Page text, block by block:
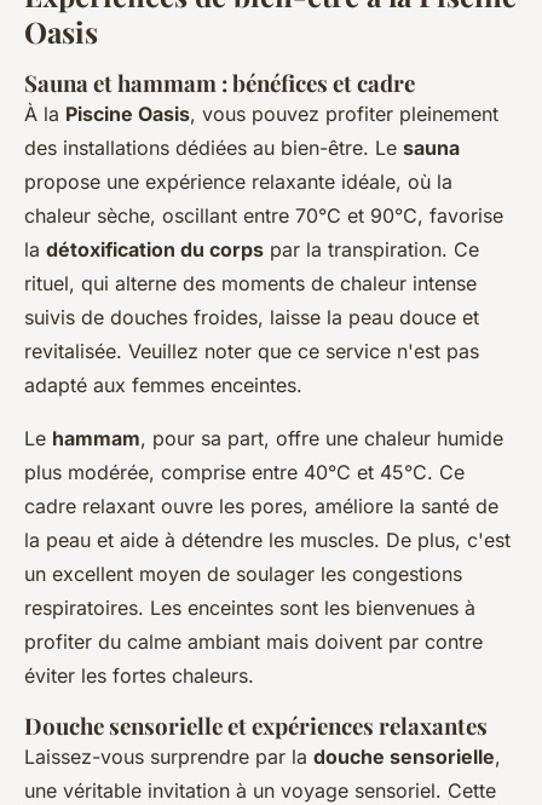
Oasis
Sauna et hammam : bénéfices et cadre
À la Piscine Oasis, vous pouvez profiter pleinement
des installations dédiées au bien-être. Le sauna
propose une expérience relaxante idéale, où la
chaleur sèche, oscillant entre 70°C et 90°C, favorise
la détoxification du corps par la transpiration. Ce
rituel, qui alterne des moments de chaleur intense
suivis de douches froides, laisse la peau douce et
revitalisée. Veuillez noter que ce service n'est pas
adapté aux femmes enceintes.
Le hammam, pour sa part, offre une chaleur humide
plus modérée, comprise entre 40°C et 45°C. Ce
cadre relaxant ouvre les pores, améliore la santé de
la peau et aide à détendre les muscles. De plus, c'est
un excellent moyen de soulager les congestions
respiratoires. Les enceintes sont les bienvenues à
profiter du calme ambiant mais doivent par contre
éviter les fortes chaleurs.
Douche sensorielle et expériences relaxantes
Laissez-vous surprendre par la douche sensorielle,
une véritable invitation à un voyage sensoriel. Cette